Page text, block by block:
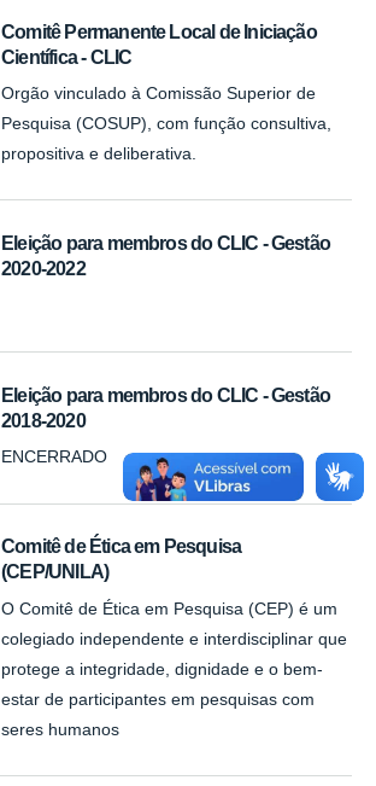
Comitê Permanente Local de Iniciação
Científica - CLIC
Orgão vinculado à Comissão Superior de
Pesquisa (COSUP), com função consultiva,
propositiva e deliberativa.
Eleição para membros do CLIC - Gestão
2020-2022
Eleição para membros do CLIC - Gestão
2018-2020
ENCERRADO
Comitê de Ética em Pesquisa
(CEP/UNILA)
O Comitê de Ética em Pesquisa (CEP) é um
colegiado independente e interdisciplinar que
protege a integridade, dignidade e o bem-
estar de participantes em pesquisas com
seres humanos